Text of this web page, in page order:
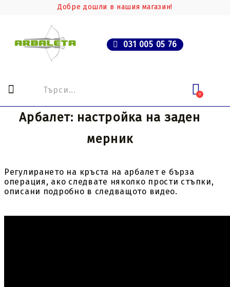
Добре дошли в нашия магазин!
031 005 05 76
0
Арбалет: настройка на заден
мерник
Регулирането на кръста на арбалет е бърза
операция, ако следвате няколко прости стъпки,
описани подробно в следващото видео.